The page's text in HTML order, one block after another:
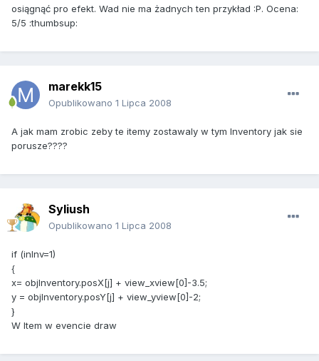
osiągnąć pro efekt. Wad nie ma żadnych ten przykład :P. Ocena:
5/5 :thumbsup:
marekk15
Opublikowano 1 Lipca 2008
A jak mam zrobic zeby te itemy zostawaly w tym Inventory jak sie
porusze????
Syliush
Opublikowano 1 Lipca 2008
if (inInv=1)
{
x= objInventory.posX[j] + view_xview[0]-3.5;
y = objInventory.posY[j] + view_yview[0]-2;
}
W Item w evencie draw